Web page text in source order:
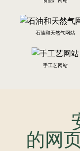
石油和天然气网站
手工艺网站
的网